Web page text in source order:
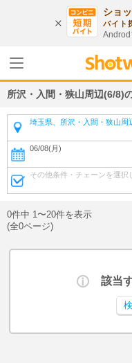
ショ
バイト
Androd
所沢・入間・狭山周辺(6/8)
埼玉県、所沢・入間・狭山周
06/08(月)
その他条件・チェーンを選択
0件中 1〜20件を表示
(全0ページ)
該当